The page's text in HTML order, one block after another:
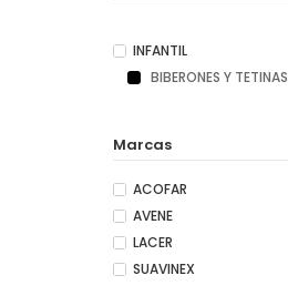
INFANTIL
BIBERONES Y TETINAS
Marcas
ACOFAR
AVENE
LACER
SUAVINEX